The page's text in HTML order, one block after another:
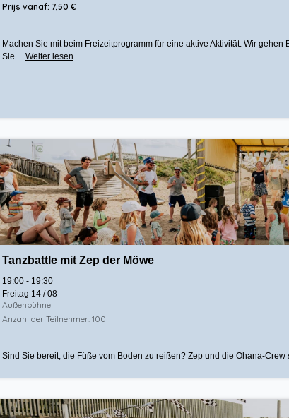
Prijs vanaf: 7,50 €
Machen Sie mit beim Freizeitprogramm für eine aktive Aktivität: Wir
Sie ... Weiter lesen
Tanzbattle mit Zep der Möwe
19:00 - 19:30
Freitag 14 / 08
Außenbühne
Anzahl der Teilnehmer: 100
Sind Sie bereit, die Füße vom Boden zu reißen? Zep und die Ohana-